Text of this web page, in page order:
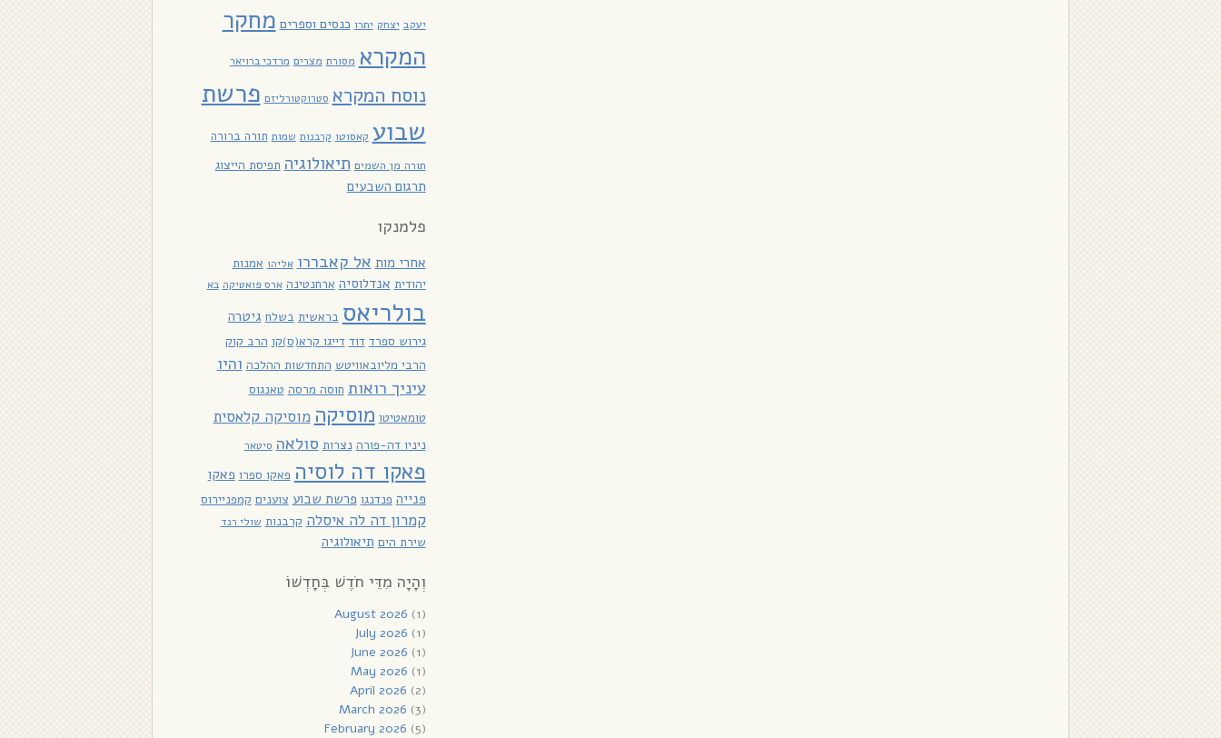
יעקב יצחק יתרו כנסים וספרים מחקר
המקרא מסורת מצרים מרדכי ברויאר
נוסח המקרא סטרוקטורליזם פרשת
שבוע קאסוטו קרבנות שמות תורה ברורה
תורה מן השמים תיאולוגיה תפיסת הייצוג
תרגום השבעים
פלמנקו
אחרי מות אל קאבררו אליהו אמנות
יהודית אנדלוסיה ארחנטינה ארס פואטיקה בא
בולריאס בראשית בשלח גיטרה
גירוש ספרד דוד דייגו קרא(ס)קו הרב קוק
הרבי מליובאוויטש התחדשות ההלכה והיו
עיניך רואות חוסה מרסה טאנגוס
טומאטיטו מוסיקה מוסיקה קלאסית
ניניו דה-פורה נצרות סולאה סיטאר
פאקו דה לוסיה פאקו ספרו פאקו
פנייה פנדנגו פרשת שבוע צוענים קמפניירוס
קמרון דה לה איסלה קרבנות שולי רנד
שירת הים תיאולוגיה
וְהָיָה מִדֵּי חֹדֶשׁ בְּחָדְשׁוֹ
August 2026 (1)
July 2026 (1)
June 2026 (1)
May 2026 (1)
April 2026 (2)
March 2026 (3)
February 2026 (5)